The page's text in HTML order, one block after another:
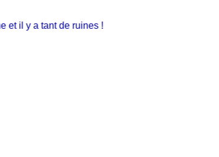
il y a tant de ruines !